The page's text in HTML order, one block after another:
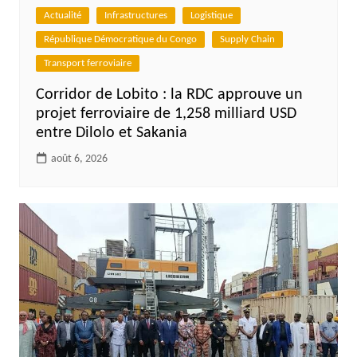
Actualité Infrastructures Logistique
République Démocratique du Congo Supply Chain
Transport ferroviaire
Corridor de Lobito : la RDC approuve un
projet ferroviaire de 1,258 milliard USD
entre Dilolo et Sakania
août 6, 2026